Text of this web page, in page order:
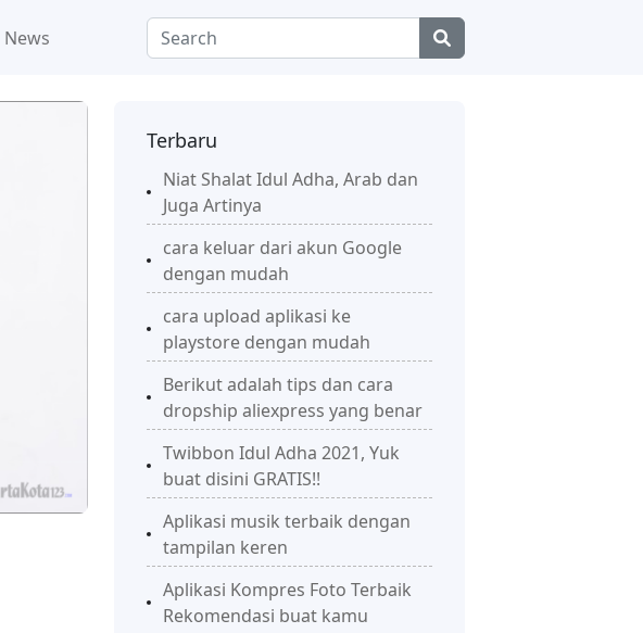
News
Terbaru
Niat Shalat Idul Adha, Arab dan
Juga Artinya
cara keluar dari akun Google
dengan mudah
cara upload aplikasi ke
playstore dengan mudah
Berikut adalah tips dan cara
dropship aliexpress yang benar
Twibbon Idul Adha 2021, Yuk
buat disini GRATIS!!
Aplikasi musik terbaik dengan
tampilan keren
Aplikasi Kompres Foto Terbaik
Rekomendasi buat kamu